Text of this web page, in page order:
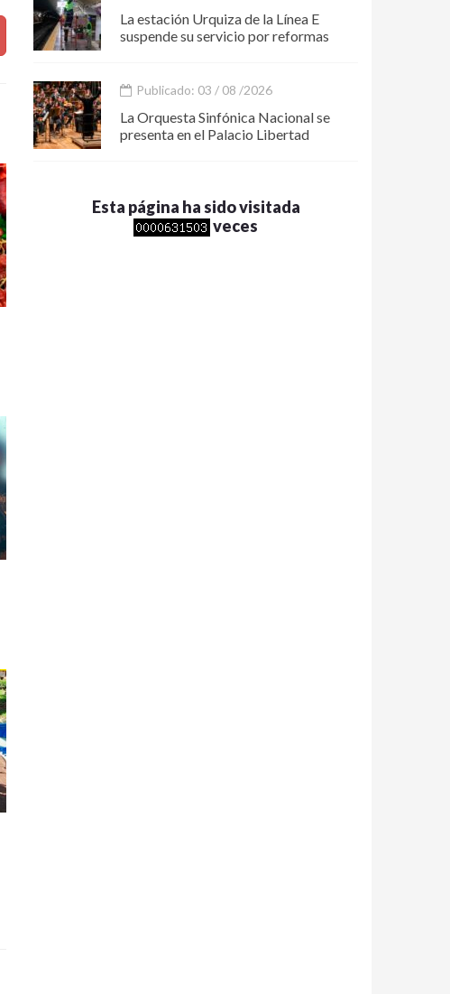
La estación Urquiza de la Línea E
suspende su servicio por reformas
Publicado: 03 / 08 /2026
La Orquesta Sinfónica Nacional se
presenta en el Palacio Libertad
Esta página ha sido visitada
veces